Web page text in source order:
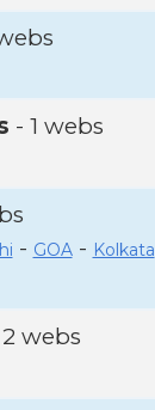
- 1 webs
- GOA- Kolkata
webs